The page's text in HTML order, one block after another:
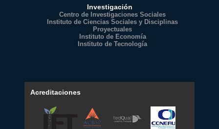
Investigación
Centro de Investigaciones Sociales
Instituto de Ciencias Sociales y Disciplinas
Proyectuales
Instituto de Economía
Instituto de Tecnología
Acreditaciones